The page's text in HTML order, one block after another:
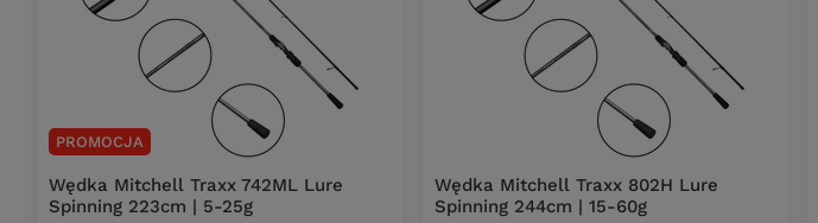
PROMOCJA
Wędka Mitchell Traxx 742ML Lure
Spinning 223cm | 5-25g
Wędka Mitchell Traxx 802H Lure
Spinning 244cm | 15-60g